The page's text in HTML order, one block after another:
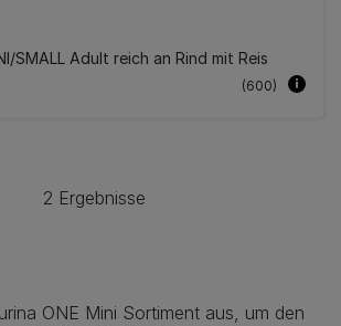
SMALL Adult reich an Rind mit Reis
(600)
2 Ergebnisse
ONE Mini Sortiment aus, um den